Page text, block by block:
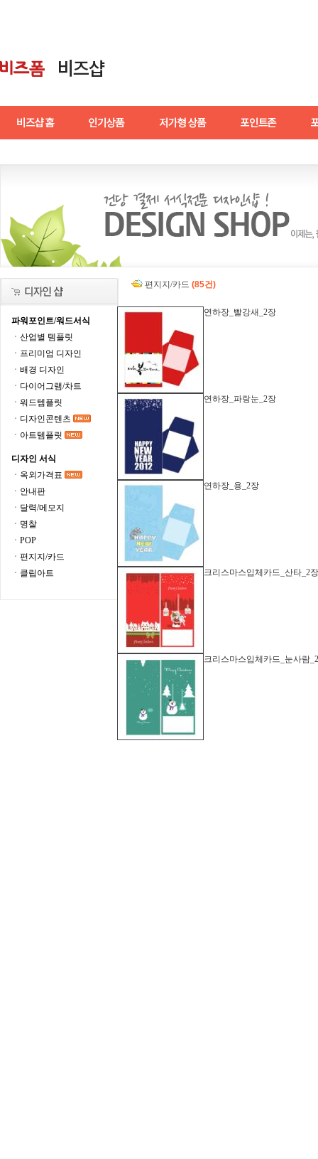
파워포인트/워드서식
ㆍ산업별 템플릿
ㆍ프리미엄 디자인
ㆍ배경 디자인
ㆍ다이어그램/차트
ㆍ워드템플릿
ㆍ디자인콘텐츠
ㆍ아트템플릿
디자인 서식
ㆍ옥외가격표
ㆍ안내판
ㆍ달력/메모지
ㆍ명찰
ㆍPOP
ㆍ편지지/카드
ㆍ클립아트
편지지/카드 (85건)
연하장_빨강새_2장
연하장_파랑눈_2장
연하장_용_2장
크리스마스입체카드_산타_2장
크리스마스입체카드_눈사람